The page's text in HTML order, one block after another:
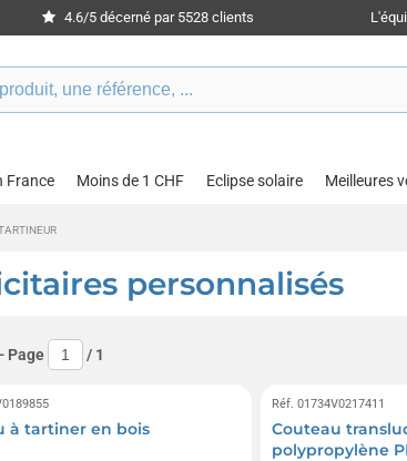
4.6/5 décerné par 5528 clients
France Moins de 1 CHF Eclipse solaire Meilleures
personnalisés
- Page / 1
à tartiner en bois
Réf. 01734V0217411
Couteau
polypropylène